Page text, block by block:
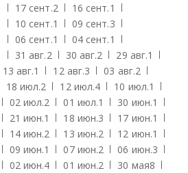
17 сент.2 16 сент.1
10 сент.1 09 сент.3
06 сент.1 04 сент.1
31 авг.2 30 авг.2 29 авг.1
13 авг.1 12 авг.3 03 авг.2
18 июл.2 12 июл.4 10 июл.1
02 июл.2 01 июл.1 30 июн.1
21 июн.1 18 июн.3 17 июн.1
14 июн.2 13 июн.2 12 июн.1
09 июн.1 07 июн.2 06 июн.3
02 июн.4 01 июн.2 30 мая8